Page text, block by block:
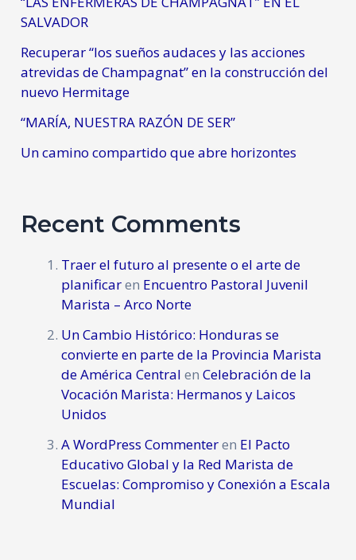
SALVADOR
Recuperar “los sueños audaces y las acciones
atrevidas de Champagnat” en la construcción del
nuevo Hermitage
“MARÍA, NUESTRA RAZÓN DE SER”
Un camino compartido que abre horizontes
Recent Comments
Traer el futuro al presente o el arte de
planificaren Encuentro Pastoral Juvenil
Marista – Arco Norte
Un Cambio Histórico: Honduras se
convierte en parte de la Provincia Marista
de América Central enCelebración de la
Vocación Marista: Hermanos y Laicos
Unidos
A WordPress Commenteren El Pacto
Educativo Global y la Red Marista de
Escuelas: Compromiso y Conexión a Escala
Mundial